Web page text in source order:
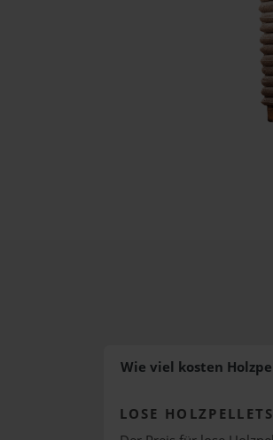
Wie viel kosten
LOSE HOLZPELLETS